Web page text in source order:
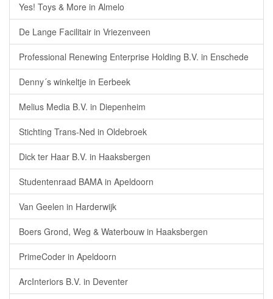
Yes! Toys & More in Almelo
De Lange Facilitair in Vriezenveen
Professional Renewing Enterprise Holding B.V. in Enschede
Denny´s winkeltje in Eerbeek
Melius Media B.V. in Diepenheim
Stichting Trans-Ned in Oldebroek
Dick ter Haar B.V. in Haaksbergen
Studentenraad BAMA in Apeldoorn
Van Geelen in Harderwijk
Boers Grond, Weg & Waterbouw in Haaksbergen
PrimeCoder in Apeldoorn
ArcInteriors B.V. in Deventer